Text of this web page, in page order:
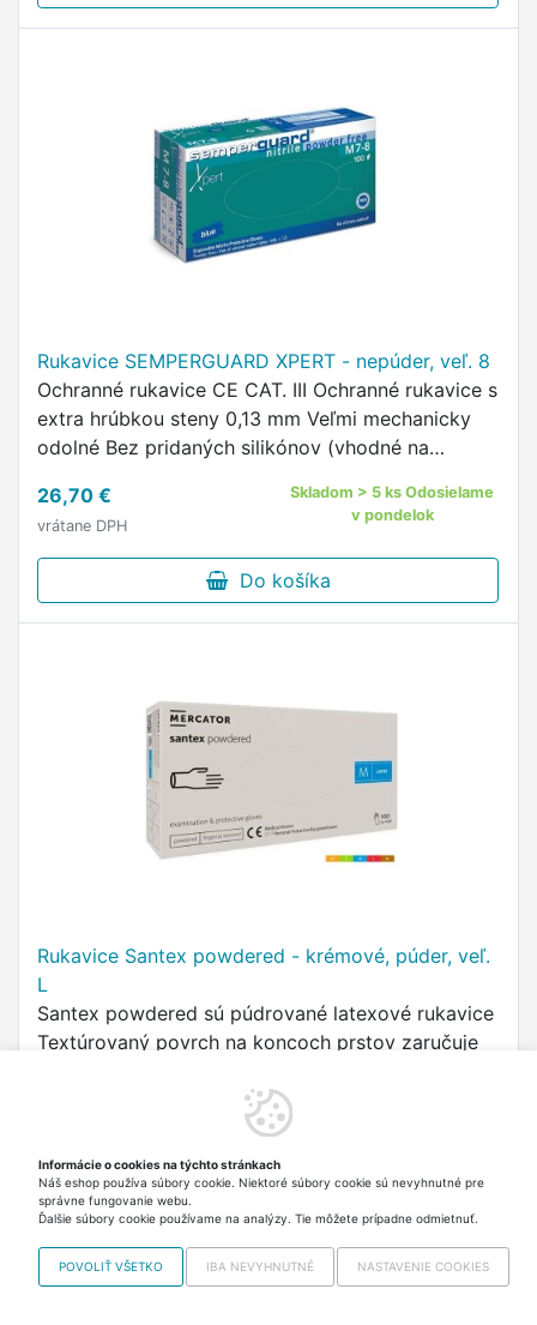
Rukavice SEMPERGUARD XPERT - nepúder, veľ. 8
Ochranné rukavice CE CAT. III Ochranné rukavice s
extra hrúbkou steny 0,13 mm Veľmi mechanicky
odolné Bez pridaných silikónov (vhodné na
farmácii) Dermatologicky …
26,70 €
vrátane DPH
Skladom > 5 ks Odosielame
v pondelok
Do košíka
Rukavice Santex powdered - krémové, púder, veľ.
L
Santex powdered sú púdrované latexové rukavice
Textúrovaný povrch na koncoch prstov zaručuje
púdrované rukavice, ktoré znižujú potenie rúk pri
Informácie o cookies na týchto stránkach
Náš eshop používa súbory cookie. Niektoré súbory cookie sú nevyhnutné pre
správne fungovanie webu.
Ďalšie súbory cookie používame na analýzy. Tie môžete prípadne odmietnuť.
POVOLIŤ VŠETKO IBA NEVYHNUTNÉ NASTAVENIE COOKIES